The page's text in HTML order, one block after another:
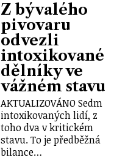
Z bývalého
pivovaru
odvezli
intoxikované
dělníky ve
vážném stavu
AKTUALIZOVÁNO Sedm
intoxikovaných lidí, z
toho dva v kritickém
stavu. To je předběžná
bilance…